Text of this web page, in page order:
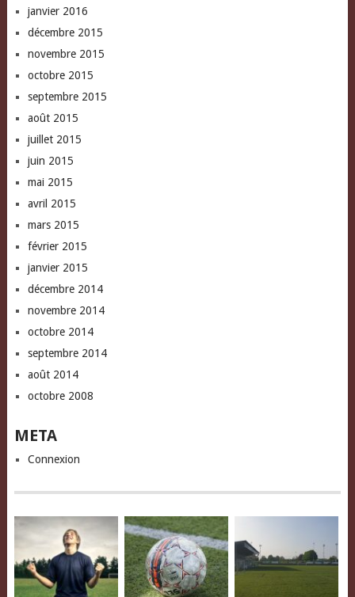
janvier 2016
décembre 2015
novembre 2015
octobre 2015
septembre 2015
août 2015
juillet 2015
juin 2015
mai 2015
avril 2015
mars 2015
février 2015
janvier 2015
décembre 2014
novembre 2014
octobre 2014
septembre 2014
août 2014
octobre 2008
META
Connexion